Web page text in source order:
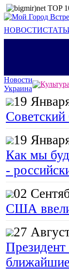
НОВОСТИ
Новости
Украина
Культура
19
19
Как мы
-
02
США
27
Президент